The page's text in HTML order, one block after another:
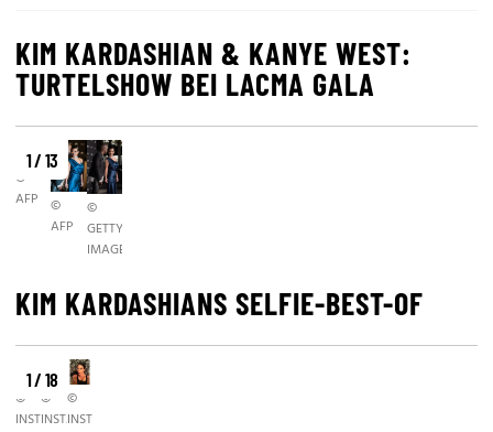
KIM KARDASHIAN & KANYE WEST:
TURTELSHOW BEI LACMA GALA
1 / 13
©
AFP
©
AFP
©
GETTY
IMAGES
KIM KARDASHIANS SELFIE-BEST-OF
1 / 18
©
INSTAGRAM
©
INSTAGRAM
©
INSTAGRAM